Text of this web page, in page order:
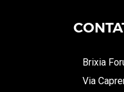
Brixia
Via